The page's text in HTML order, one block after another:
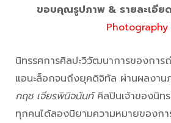
ขอบคุณรูปภาพ & รายละเอีย
Photography
นิทรรศการศิลปะวิวัฒนาการของกา
แอนะล็อกจนถึงยุคดิจิทัล ผ่านผลงา
กฤช เจียรพินิจนันท์ศิลปินเจ้าของนิท
ทุกคนได้ลองนิยามความหมายของก